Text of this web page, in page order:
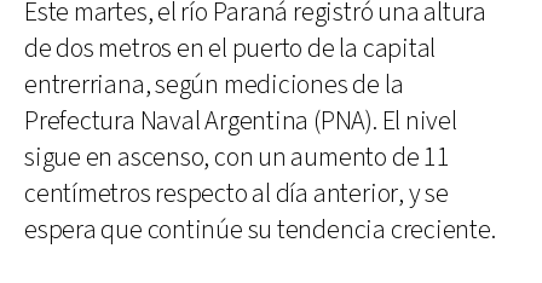
Este martes, el río Paraná registró una altura
de dos metros en el puerto de la capital
entrerriana, según mediciones de la
Prefectura Naval Argentina (PNA). El nivel
sigue en ascenso, con un aumento de 11
centímetros respecto al día anterior, y se
espera que continúe su tendencia creciente.